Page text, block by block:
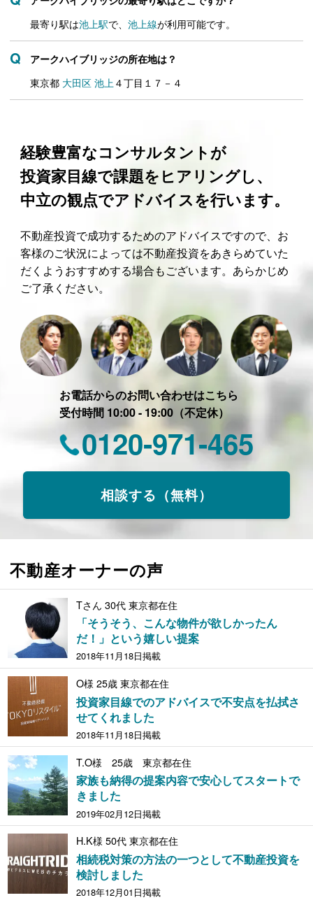
最寄り駅は池上駅で、 池上線が利用可能です。
アークハイブリッジの所在地は？
東京都 大田区 池上４丁目１７－４
経験豊富なコンサルタントが
投資家目線で課題をヒアリングし、
中立の観点でアドバイスを行います。
不動産投資で成功するためのアドバイスですので、お
客様のご状況によっては不動産投資をあきらめていた
だくようおすすめする場合もございます。あらかじめ
ご了承ください。
お電話からのお問い合わせはこちら
受付時間 10:00 - 19:00（不定休）
0120-971-465
相談する（無料）
不動産オーナーの声
Tさん 30代 東京都在住
「そうそう、こんな物件が欲しかったん
だ！」という嬉しい提案
2018年11月18日掲載
O様 25歳 東京都在住
投資家目線でのアドバイスで不安点を払拭さ
せてくれました
2018年11月18日掲載
T.O様 25歳 東京都在住
家族も納得の提案内容で安心してスタートで
きました
2019年02月12日掲載
H.K様 50代 東京都在住
相続税対策の方法の一つとして不動産投資を
検討しました
2018年12月01日掲載